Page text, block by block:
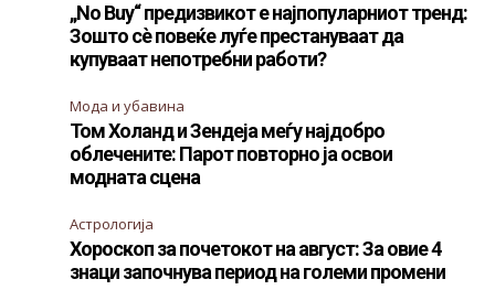
„No Buy“ предизвикот е најпопуларниот тренд:
Зошто сè повеќе луѓе престануваат да
купуваат непотребни работи?
Мода и убавина
Том Холанд и Зендеја меѓу најдобро
облечените: Парот повторно ја освои
модната сцена
Астрологија
Хороскоп за почетокот на август: За овие 4
знаци започнува период на големи промени